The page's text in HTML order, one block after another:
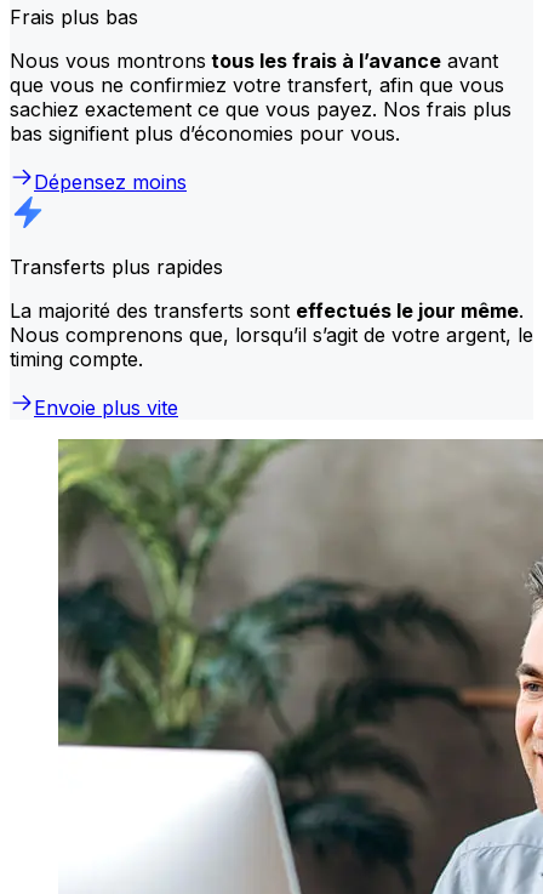
Frais plus bas
Nous vous montrons tous les frais à l’avance avant
que vous ne confirmiez votre transfert, afin que vous
sachiez exactement ce que vous payez. Nos frais plus
bas signifient plus d’économies pour vous.
Dépensez moins
Transferts plus rapides
La majorité des transferts sont effectués le jour même.
Nous comprenons que, lorsqu’il s’agit de votre argent, le
timing compte.
Envoie plus vite